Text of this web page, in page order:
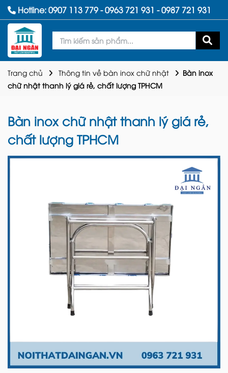
Hotline:0907 113 779-0963 721 931 -0987 721 931
Trang chủ Thông tin về bàn inox chữ nhật
Bàn inox
chữ nhật thanh lý giá rẻ, chất lượng TPHCM
Bàn inox chữ nhật thanh lý giá rẻ,
chất lượng TPHCM